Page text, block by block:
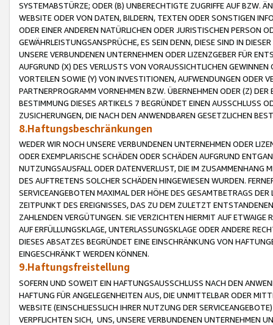
SYSTEMABSTÜRZE; ODER (B) UNBERECHTIGTE ZUGRIFFE AUF BZW.
WEBSITE ODER VON DATEN, BILDERN, TEXTEN ODER SONSTIGEN
ODER EINER ANDEREN NATÜRLICHEN ODER JURISTISCHEN PERSON
GEWÄHRLEISTUNGSANSPRÜCHE, ES SEIN DENN, DIESE SIND IN
UNSERE VERBUNDENEN UNTERNEHMEN ODER LIZENZGEBER FÜR
AUFGRUND (X) DES VERLUSTS VON VORAUSSICHTLICHEN
VORTEILEN SOWIE (Y) VON INVESTITIONEN, AUFWENDUNGEN ODER
PARTNERPROGRAMM VORNEHMEN BZW. ÜBERNEHMEN ODER (Z)
BESTIMMUNG DIESES ARTIKELS 7 BEGRÜNDET EINEN AUSSCHLUSS
ZUSICHERUNGEN, DIE NACH DEN ANWENDBAREN GESETZLICHEN
8.Haftungsbeschränkungen
WEDER WIR NOCH UNSERE VERBUNDENEN UNTERNEHMEN ODER
ODER EXEMPLARISCHE SCHÄDEN ODER SCHÄDEN AUFGRUND
NUTZUNGSAUSFALL ODER DATENVERLUST, DIE IM ZUSAMMENHANG
DES AUFTRETENS SOLCHER SCHÄDEN HINGEWIESEN WURDEN.
SERVICEANGEBOTEN MAXIMAL DER HÖHE DES GESAMTBETRAGS
ZEITPUNKT DES EREIGNISSES, DAS ZU DEM ZULETZT
ZAHLENDEN VERGÜTUNGEN. SIE VERZICHTEN HIERMIT AUF
AUF ERFÜLLUNGSKLAGE, UNTERLASSUNGSKLAGE ODER ANDERE
DIESES ABSATZES BEGRÜNDET EINE EINSCHRÄNKUNG VON
EINGESCHRÄNKT WERDEN KÖNNEN.
9.Haftungsfreistellung
SOFERN UND SOWEIT EIN HAFTUNGSAUSSCHLUSS NACH DEN
HAFTUNG FÜR ANGELEGENHEITEN AUS, DIE UNMITTELBAR ODER
WEBSITE (EINSCHLIESSLICH IHRER NUTZUNG DER
VERPFLICHTEN SICH, UNS, UNSERE VERBUNDENEN UNTERNEHMEN